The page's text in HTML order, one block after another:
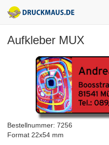
Aufkleber MUX
Bestellnummer: 7256
Format 22x54 mm